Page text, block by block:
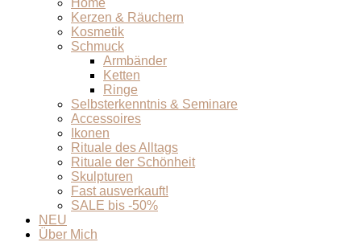
Home
Kerzen & Räuchern
Kosmetik
Schmuck
Armbänder
Ketten
Ringe
Selbsterkenntnis & Seminare
Accessoires
Ikonen
Rituale des Alltags
Rituale der Schönheit
Skulpturen
Fast ausverkauft!
SALE bis -50%
NEU
Über Mich